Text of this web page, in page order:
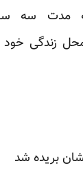
مدت سه
زندگی
بریده شد